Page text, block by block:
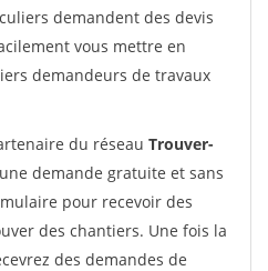
demandent des devis
vous mettre en
demandeurs de travaux
du réseau Trouver-
demande gratuite et sans
pour recevoir des
des chantiers. Une fois la
des demandes de